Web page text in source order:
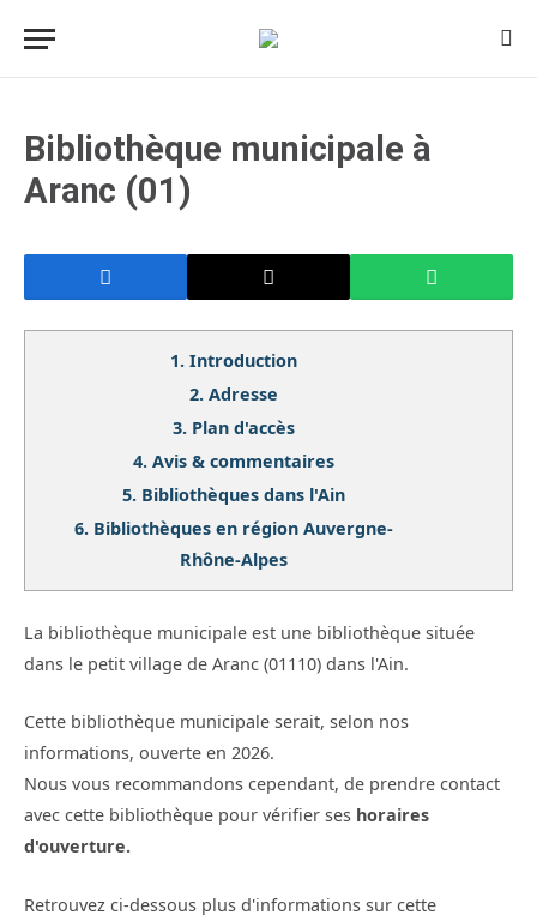
Bibliothèque municipale à
Aranc (01)
1. Introduction
2. Adresse
3. Plan d'accès
4. Avis & commentaires
5. Bibliothèques dans l'Ain
6. Bibliothèques en région Auvergne-
Rhône-Alpes
La bibliothèque municipale est une bibliothèque située
dans le petit village de Aranc (01110) dans l'Ain.
Cette bibliothèque municipale serait, selon nos
informations, ouverte en 2026.
Nous vous recommandons cependant, de prendre contact
avec cette bibliothèque pour vérifier ses horaires
d'ouverture.
Retrouvez ci-dessous plus d'informations sur cette